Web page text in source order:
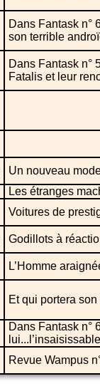
Dans Fantask n°
son terrible
Dans Fantask n°
Fatalis et leur
Un nouveau
Les étranges
Voitures de
Godillots à
L’Homme
Et qui portera
Dans Fantask n°
Revue Wampus